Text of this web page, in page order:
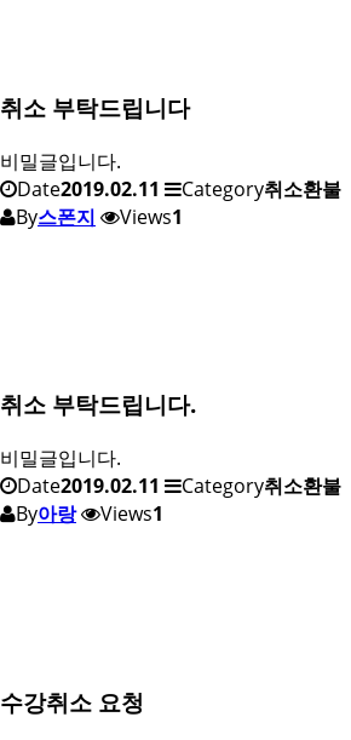
취소 부탁드립니다
비밀글입니다.
Date2019.02.11 Category취소환불
By스폰지 Views1
취소 부탁드립니다.
비밀글입니다.
Date2019.02.11 Category취소환불
By아랑 Views1
수강취소 요청